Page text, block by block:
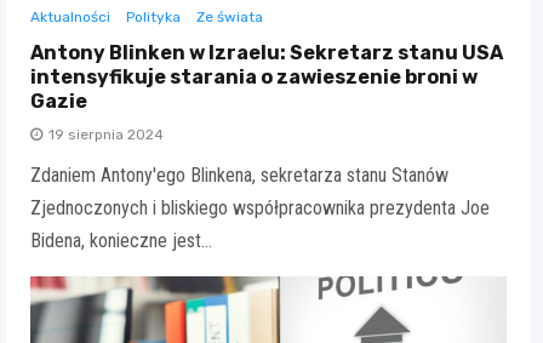
Aktualności Polityka Ze świata
Antony Blinken w Izraelu: Sekretarz stanu USA
intensyfikuje starania o zawieszenie broni w
Gazie
19 sierpnia 2024
Zdaniem Antony'ego Blinkena, sekretarza stanu Stanów
Zjednoczonych i bliskiego współpracownika prezydenta Joe
Bidena, konieczne jest…